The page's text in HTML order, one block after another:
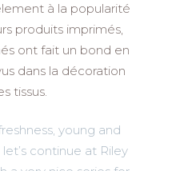
à la popularité
produits imprimés,
ont fait un bond en
dans la décoration
tissus.
young and
continue at Riley